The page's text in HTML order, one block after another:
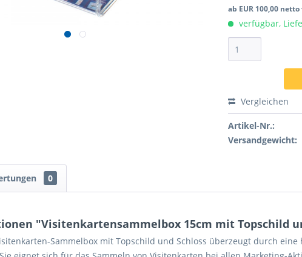
ab EUR 100,00
verfügbar,
Vergleichen
Artikel-Nr.:
Versandgewicht:
0
"Visitenkartensammelbox 15cm mit Topschild
Sammelbox mit Topschild und Schloss überzeugt durch